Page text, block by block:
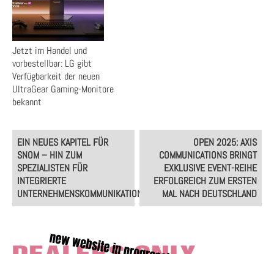
Jetzt im Handel und
vorbestellbar: LG gibt
Verfügbarkeit der neuen
UltraGear Gaming-Monitore
bekannt
Post
navigation
EIN NEUES KAPITEL FÜR
SNOM – HIN ZUM
SPEZIALISTEN FÜR
INTEGRIERTE
UNTERNEHMENSKOMMUNIKATION
OPEN 2025: AXIS
COMMUNICATIONS BRINGT
EXKLUSIVE EVENT-REIHE
ERFOLGREICH ZUM ERSTEN
MAL NACH DEUTSCHLAND